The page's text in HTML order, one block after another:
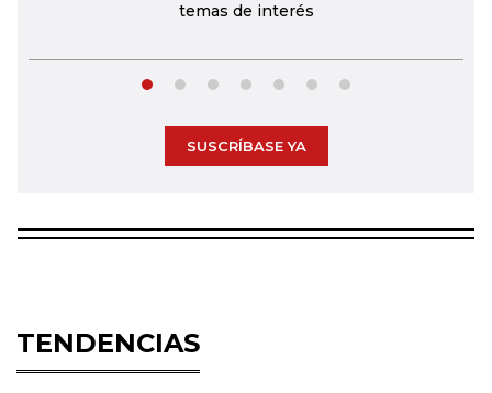
temas de interés
SUSCRÍBASE YA
TENDENCIAS